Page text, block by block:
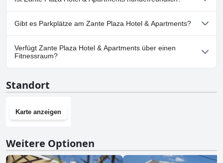
Apartments für einen äußerst angenehmen Aufenthalt.
vorhanden.
Nein, Zante Plaza Hotel & Apartments erlaubt keine Hunde.
Gibt es Parkplätze am Zante Plaza Hotel & Apartments?
Ja, Parkmöglichkeiten sind im Zante Plaza Hotel & Apartments
vorhanden.
Verfügt Zante Plaza Hotel & Apartments über einen
Fitnessraum?
Standort
Karte anzeigen
Weitere Optionen